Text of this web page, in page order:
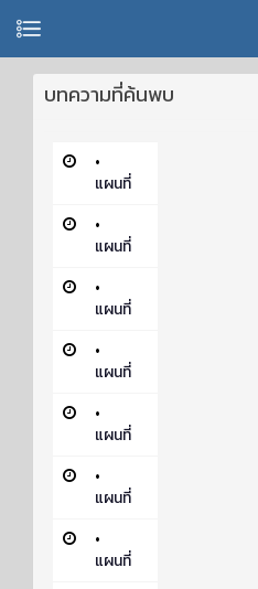
บทความที่ค้นพบ
•
แผนที่
•
แผนที่
•
แผนที่
•
แผนที่
•
แผนที่
•
แผนที่
•
แผนที่